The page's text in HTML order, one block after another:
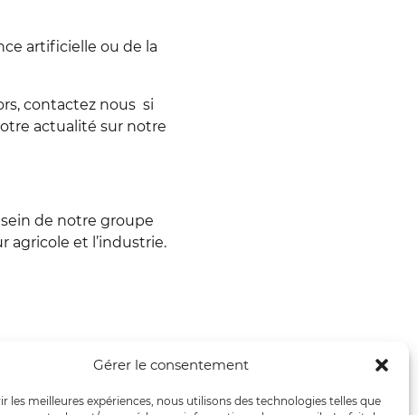
Gérer le consentement
les meilleures expériences, nous utilisons des technologies telles que
artificielle ou de la
contactez nous si
actualité sur notre
de notre groupe
agricole et l’industrie.
chez Exxact Robotics épisode 20 Anthony de